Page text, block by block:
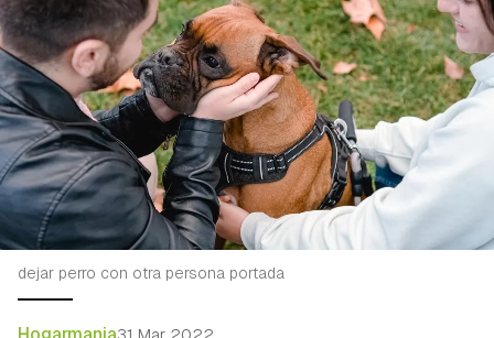
dejar perro con otra persona portada